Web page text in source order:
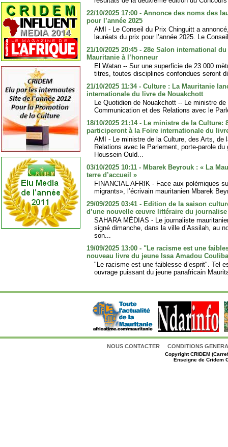
22/10/2025 17:00 - Annonce des noms des
pour l’année 2025
AMI - Le Conseil du Prix Chinguitt a
lauréats du prix pour l’année 2025. Le
21/10/2025 20:45 - 28e Salon international
Mauritanie à l’honneur
El Watan -- Sur une superficie de 23 000
titres, toutes disciplines confondues seront
21/10/2025 11:34 - Culture : La Mauritanie
internationale du livre de Nouakchott
Le Quotidien de Nouakchott -- Le ministre
Communication et des Relations avec le
18/10/2025 21:14 - Le ministre de la Culture:
participeront à la Foire internationale du
AMI - Le ministre de la Culture, des Arts, de
Relations avec le Parlement, porte-parole
Houssein Ould...
03/10/2025 10:11 - Mbarek Beyrouk : « La
terre d’accueil »
FINANCIAL AFRIK - Face aux polémiques
migrants», l’écrivain mauritanien Mbarek
29/09/2025 03:41 - Edition de la saison
d’une nouvelle œuvre littéraire du
SAHARA MÉDIAS - Le journaliste
signé dimanche, dans la ville d’Assilah, au
son...
19/09/2025 13:00 - "Le racisme est une
nouveau livre du jeune Issa Amadou
"Le racisme est une faiblesse d’esprit". Tel
ouvrage puissant du jeune panafricain
NOUS CONTACTER CONDITIONS
CopyrightCRIDEM
Enseigne de Cridem